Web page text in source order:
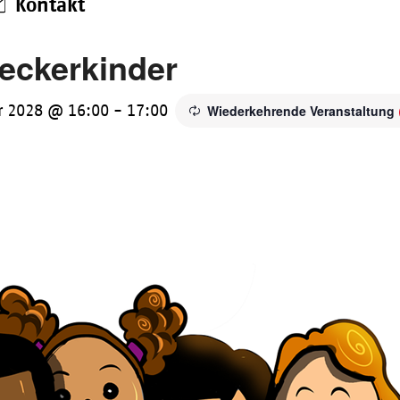
Kontakt
2028 @ 16:00- 17:00 Wiederkehrende Veranstaltung